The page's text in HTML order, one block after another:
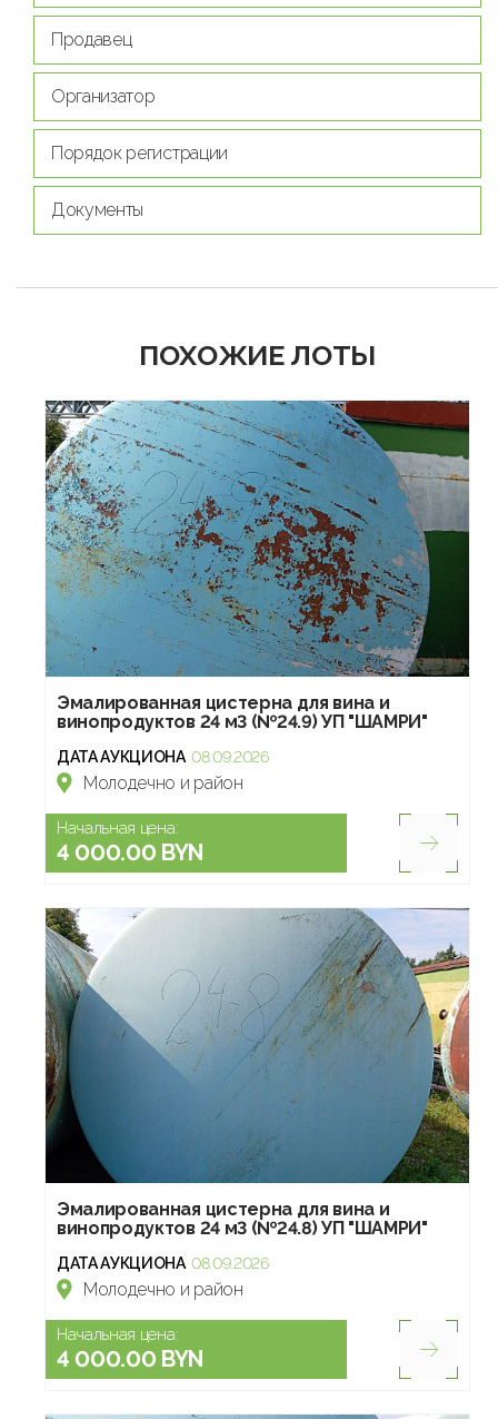
Продавец
Организатор
Порядок регистрации
Документы
ПОХОЖИЕ ЛОТЫ
Эмалированная цистерна для вина и
винопродуктов 24 м3 (№24.9) УП "ШАМРИ"
ДАТА АУКЦИОНА 08.09.2026
Молодечно и район
Начальная цена:
4 000.00 BYN
Эмалированная цистерна для вина и
винопродуктов 24 м3 (№24.8) УП "ШАМРИ"
ДАТА АУКЦИОНА 08.09.2026
Молодечно и район
Начальная цена:
4 000.00 BYN